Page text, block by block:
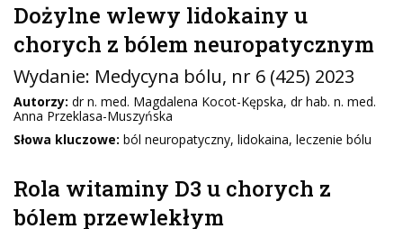
Dożylne wlewy lidokainy u
chorych z bólem neuropatycznym
Wydanie: Medycyna bólu, nr 6 (425) 2023
Autorzy: dr n. med. Magdalena Kocot-Kępska, dr hab. n. med.
Anna Przeklasa-Muszyńska
Słowa kluczowe: ból neuropatyczny, lidokaina, leczenie bólu
Rola witaminy D3 u chorych z
bólem przewlekłym